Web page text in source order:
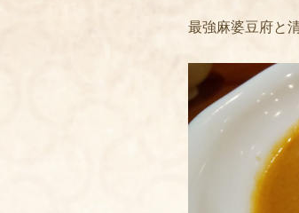
最強麻婆豆府と